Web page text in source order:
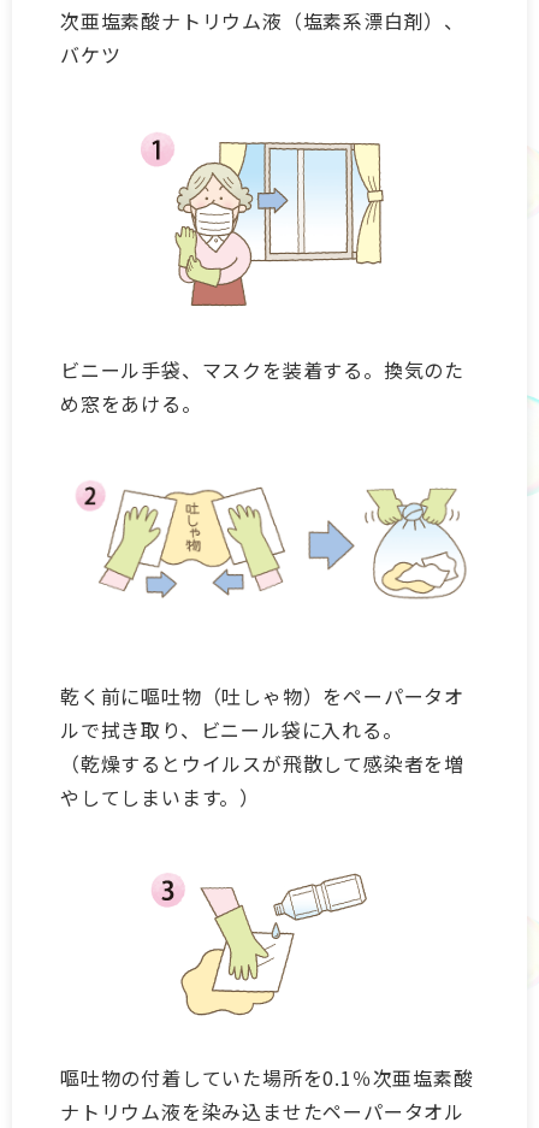
次亜塩素酸ナトリウム液（塩素系漂白剤）、
バケツ
ビニール手袋、マスクを装着する。換気のた
め窓をあける。
乾く前に嘔吐物（吐しゃ物）をペーパータオ
ルで拭き取り、ビニール袋に入れる。
（乾燥するとウイルスが飛散して感染者を増
やしてしまいます。）
嘔吐物の付着していた場所を0.1％次亜塩素酸
ナトリウム液を染み込ませたペーパータオル